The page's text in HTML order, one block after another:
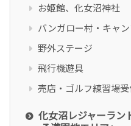
お姫館、化女沼神社
バンガロー村・キャ
野外ステージ
飛行機遊具
売店・ゴルフ練習場受
化女沼レジャーラン